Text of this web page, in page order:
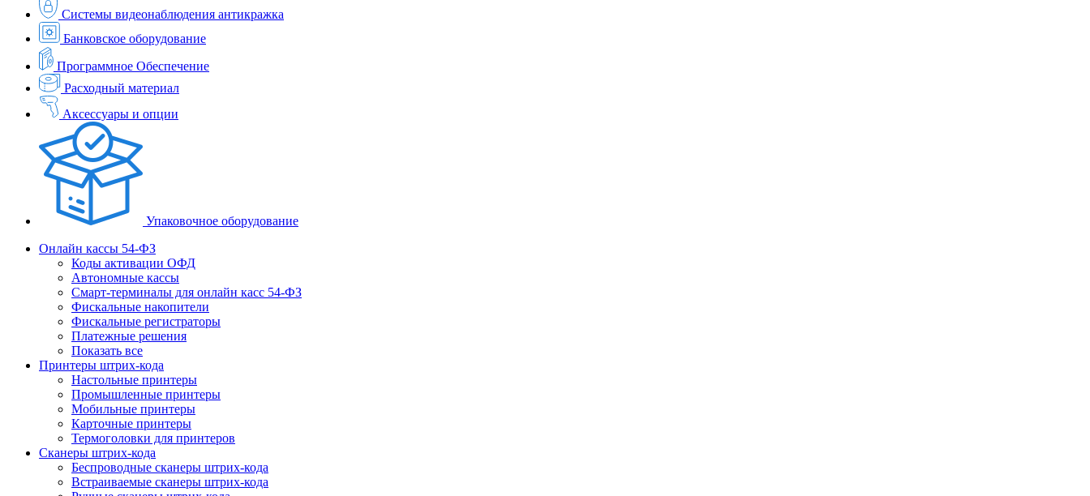
Системы видеонаблюдения антикражка
Банковское оборудование
Программное Обеспечение
Расходный материал
Аксессуары и опции
Упаковочное оборудование
Онлайн кассы 54-ФЗ
Коды активации ОФД
Автономные кассы
Смарт-терминалы для онлайн касс 54-ФЗ
Фискальные накопители
Фискальные регистраторы
Платежные решения
Показать все
Принтеры штрих-кода
Настольные принтеры
Промышленные принтеры
Мобильные принтеры
Карточные принтеры
Термоголовки для принтеров
Сканеры штрих-кода
Беспроводные сканеры штрих-кода
Встраиваемые сканеры штрих-кода